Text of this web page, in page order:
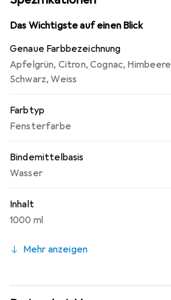
Das Wichtigste auf einen Blick
Genaue Farbbezeichnung
Apfelgrün, Citron,Cognac, Himbeere
Schwarz,Weiss
Farbtyp
Fensterfarbe
Bindemittelbasis
Wasser
Inhalt
1000 ml
Mehr anzeigen